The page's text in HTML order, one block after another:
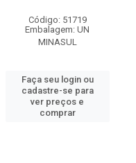
Código: 51719
Embalagem: UN
MINASUL
Faça seu login ou
cadastre-se para
ver preços e
comprar